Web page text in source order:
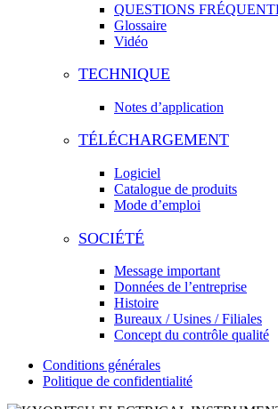
QUESTIONS
Glossaire
Vidéo
TECHNIQUE
Notes d’application
TÉLÉCHARGEMENT
Logiciel
Catalogue de produits
Mode d’emploi
SOCIÉTÉ
Message important
Données de l’entreprise
Histoire
Bureaux / Usines / Filiales
Concept du contrôle qualité
Conditions générales
Politique de confidentialité